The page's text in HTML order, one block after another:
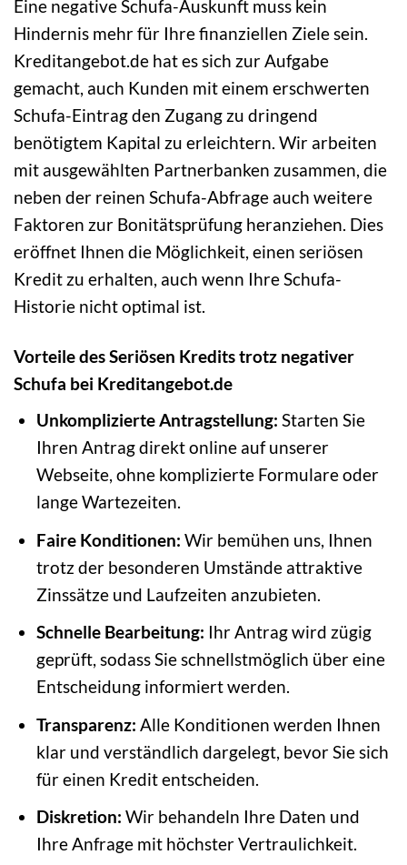
Eine negative Schufa-Auskunft muss kein
Hindernis mehr für Ihre finanziellen Ziele sein.
Kreditangebot.de hat es sich zur Aufgabe
gemacht, auch Kunden mit einem erschwerten
Schufa-Eintrag den Zugang zu dringend
benötigtem Kapital zu erleichtern. Wir arbeiten
mit ausgewählten Partnerbanken zusammen, die
neben der reinen Schufa-Abfrage auch weitere
Faktoren zur Bonitätsprüfung heranziehen. Dies
eröffnet Ihnen die Möglichkeit, einen seriösen
Kredit zu erhalten, auch wenn Ihre Schufa-
Historie nicht optimal ist.
Vorteile des Seriösen Kredits trotz negativer
Schufa bei Kreditangebot.de
Unkomplizierte Antragstellung: Starten Sie
Ihren Antrag direkt online auf unserer
Webseite, ohne komplizierte Formulare oder
lange Wartezeiten.
Faire Konditionen: Wir bemühen uns, Ihnen
trotz der besonderen Umstände attraktive
Zinssätze und Laufzeiten anzubieten.
Schnelle Bearbeitung: Ihr Antrag wird zügig
geprüft, sodass Sie schnellstmöglich über eine
Entscheidung informiert werden.
Transparenz: Alle Konditionen werden Ihnen
klar und verständlich dargelegt, bevor Sie sich
für einen Kredit entscheiden.
Diskretion: Wir behandeln Ihre Daten und
Ihre Anfrage mit höchster Vertraulichkeit.